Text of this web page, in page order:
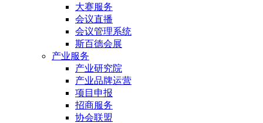
大赛服务
会议直播
会议管理系统
斯百德会展
产业服务
产业研究院
产业品牌运营
项目申报
招商服务
协会联盟